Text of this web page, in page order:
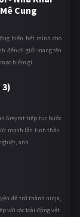
Cung
hiến hết mình cho
đến dị giới mang tên
hiểm gi ...
3)
Greyrat tiếp tục bước
mạnh lẫn tinh thần.
anh ...
để trở thành ninja,
với các loài động vật.